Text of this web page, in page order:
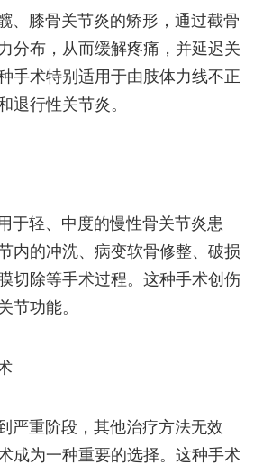
、膝骨关节炎的矫形，通过截骨
分布，从而缓解疼痛，并延迟关
手术特别适用于由肢体力线不正
退行性关节炎。
于轻、中度的慢性骨关节炎患
内的冲洗、病变软骨修整、破损
切除等手术过程。这种手术创伤
节功能。
严重阶段，其他治疗方法无效
成为一种重要的选择。这种手术